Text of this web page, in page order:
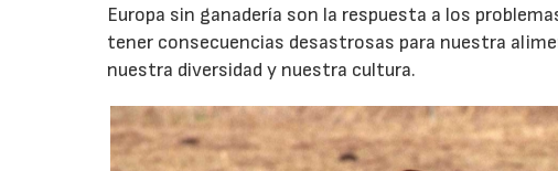
Europa sin ganadería son la respuesta a los
tener consecuencias desastrosas para nuestra
nuestra diversidad y nuestra cultura.